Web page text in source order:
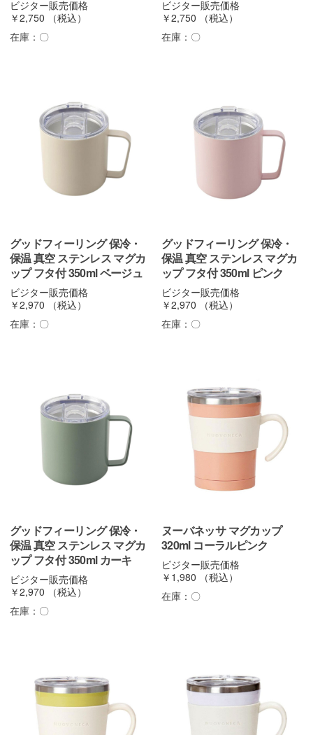
ビジター販売価格
￥2,750
（税込）
在庫： 〇
ビジター販売価格
￥2,750
（税込）
在庫： 〇
グッドフィーリング 保冷・
保温 真空 ステンレス マグカ
ップ フタ付 350ml ベージュ
ビジター販売価格
￥2,970
（税込）
在庫： 〇
グッドフィーリング 保冷・
保温 真空 ステンレス マグカ
ップ フタ付 350ml ピンク
ビジター販売価格
￥2,970
（税込）
在庫： 〇
グッドフィーリング 保冷・
保温 真空 ステンレス マグカ
ップ フタ付 350ml カーキ
ビジター販売価格
￥2,970
（税込）
在庫： 〇
ヌーバネッサ マグカップ
320ml コーラルピンク
ビジター販売価格
￥1,980
（税込）
在庫： 〇